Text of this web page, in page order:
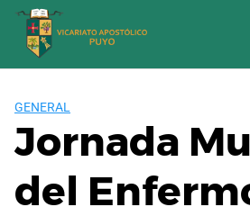
Saltar
contenido
GENERAL
Jornada
del